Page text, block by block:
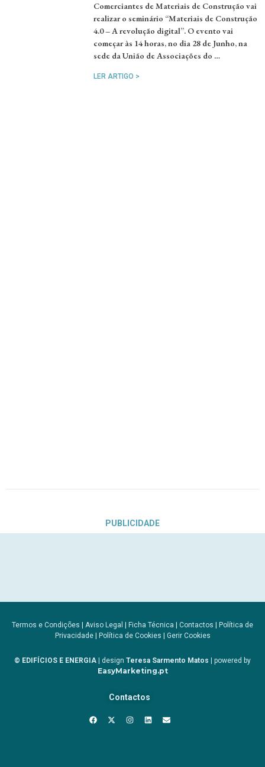
Comerciantes de Materiais de Construção vai
realizar o seminário “Materiais de Construção
4.0 – A revolução digital”. O evento vai
começar às 14 horas, no dia 28 de Junho, na
sede da União de Associações do …
LER ARTIGO >
PUBLICIDADE
Termos e Condições Aviso Legal Ficha Técnica Contactos
Política de
Privacidade| Política de Cookies Gerir Cookies
© EDIFÍCIOS E ENERGIA | design Teresa Sarmento Matos | powered by
EasyMarketing.pt
Contactos